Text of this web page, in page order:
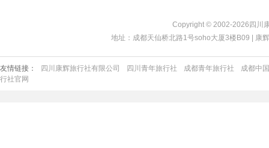
Copyright © 2002-2026四川
地址：成都天仙桥北路1号soho大厦3楼B09 |
友情链接： 四川康辉旅行社有限公司 四川青年旅行社 成都青年旅行社
成都中
行社官网